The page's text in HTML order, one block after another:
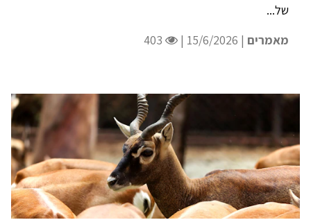
של...
מאמרים | 15/6/2026 |